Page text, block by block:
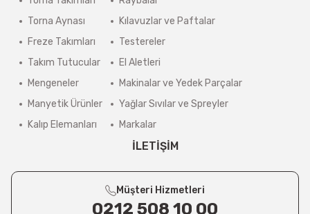
Torna Aynası
Freze Takımları
Takım Tutucular
Mengeneler
Manyetik Ürünler
Kalıp Elemanları
Kılavuzlar ve Paftalar
Testereler
El Aletleri
Makinalar ve Yedek Parçalar
Yağlar Sıvılar ve Spreyler
Markalar
İLETİŞİM
Müşteri Hizmetleri
0212 508 10 00